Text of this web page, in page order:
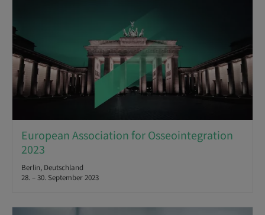
European Association for Osseointegration
2023
Berlin, Deutschland
28. – 30. September 2023